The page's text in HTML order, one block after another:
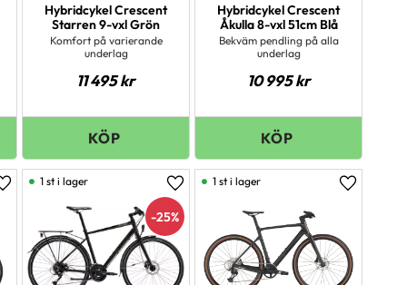
Hybridcykel Crescent
Starren 9-vxl Grön
Komfort på varierande
underlag
11 495kr
Hybridcykel Crescent
Åkulla 8-vxl 51cm Blå
Bekväm pendling på alla
underlag
10 995kr
Lägg till i favoriter
25%
Lägg till i favoriter
1 st i lager
Lägg till i
1 st i lager